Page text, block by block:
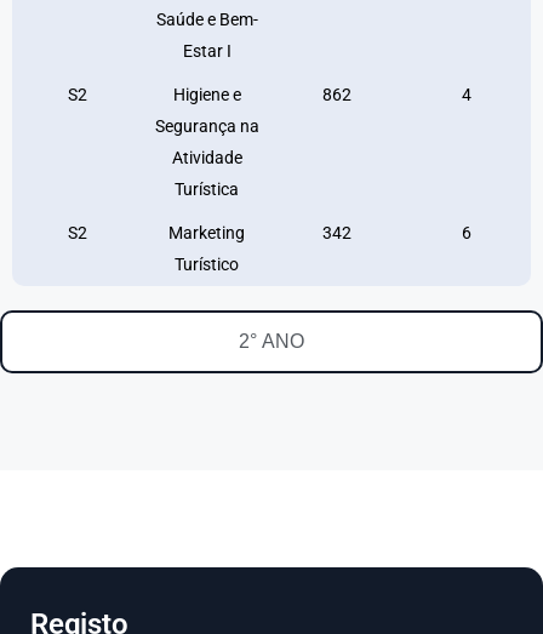
2° ANO
Saúde e Bem-
Estar I
S2
Higiene e
Segurança na
Atividade
Turística
862 4
S2
Marketing
Turístico
342 6
Registo